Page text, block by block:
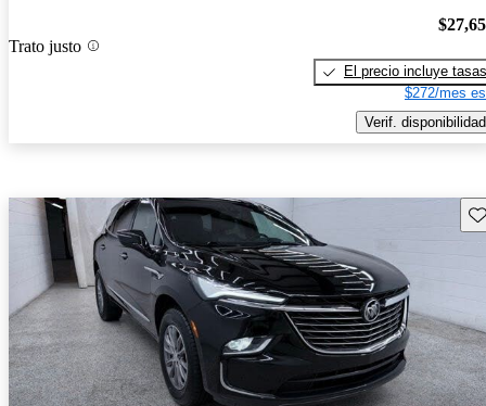
Trato justo
El precio incluye tasas
$272/mes
Verif. disponibilidad